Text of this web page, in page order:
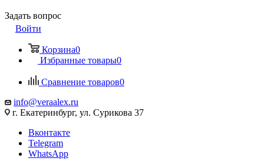
Задать вопрос
Войти
Корзина0
Избранные товары0
Сравнение товаров0
info@veraalex.ru
г. Екатеринбург, ул. Сурикова 37
Вконтакте
Telegram
WhatsApp